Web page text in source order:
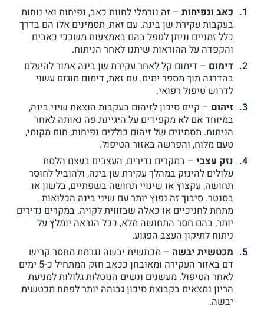
כאב ונפיחות– זה נורמלי לחוות כאב, נפיחות ואי נוחות
בעקבות עקירת שן בינה. עם זאת, תסמינים אלו הם בדרך
כלל זמניים וניתן לטפל בהם באמצעות משככי כאבים
והקפדה על ההוראות שיתנו לאחר הניתוח.
דימום – דימום קל לאחר עקירת שן בינה אמור להיעלם
בהדרגה תוך מספר ימים. עם זאת, דימום מוגזם עשוי
לדרוש טיפול רפואי.
זיהום – קיים סיכון לזיהום בעקבות הוצאת שיני בינה,
במיוחד אם לא מקפידים על היגיינת פה נאותה לאחר
הניתוח. תסמינים של זיהום כוללים נפיחות, חום מקומי,
טעם מלוח, והפרשה באזור הטיפול.
נזק עצבי– במקרים נדירים, העצבים בעצם הלסת
עלולים להינזק במהלך עקירת שן בינה, ולהוביל לחוסר
תחושה, עקצוץ או שינויי תחושה בשפתיים, בלשון או
בסנטר. סיבוך זה נפוץ יותר עם שיני בינה הכלואות
מתחת לחניכיים או כאלה שבזווית לקויה. במקרים נדירים
יותר, בהם חסר התחושה מלא, ככל הנראה יומלץ על
ניתוח לתיקון העצב הפגוע.
מכטשית יבשה – מכתשית יבשה נגרמת מחסר קריש
דם באזור העקירה ומאובחן ככאב חזק המתחיל כ-5 ימים
לאחר הטיפול. מעשנים ונשים הנוטלות גלולות למניעת
הריון נמצאים בקבוצת סיכון גבוהה יותר לפתח מכטשית
יבשה.